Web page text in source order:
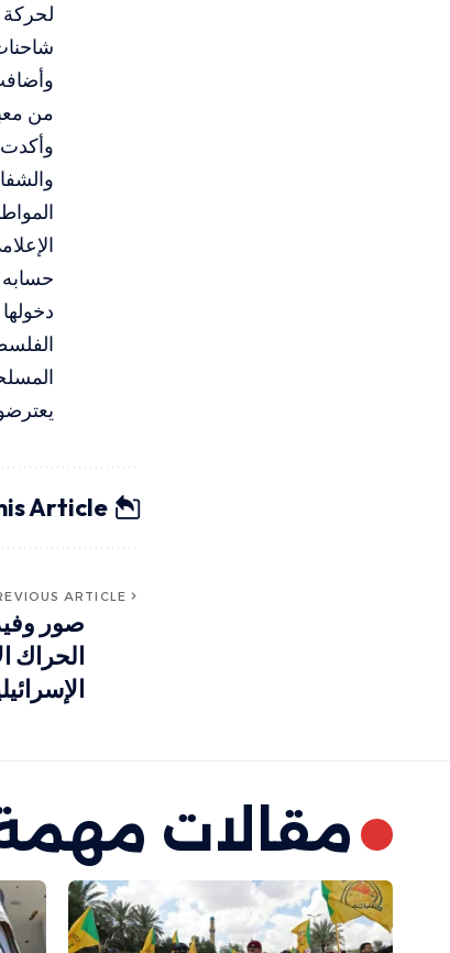
من
Article
ARTICLE
صور
الحراك
مقالات